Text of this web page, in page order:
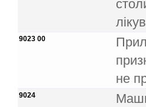
9023 00
не
9024